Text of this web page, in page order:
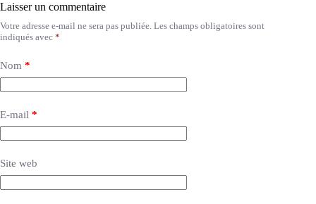
Laisser un commentaire
Votre adresse e-mail ne sera pas publiée. Les champs obligatoires sont
indiqués avec *
Nom *
E-mail *
Site web